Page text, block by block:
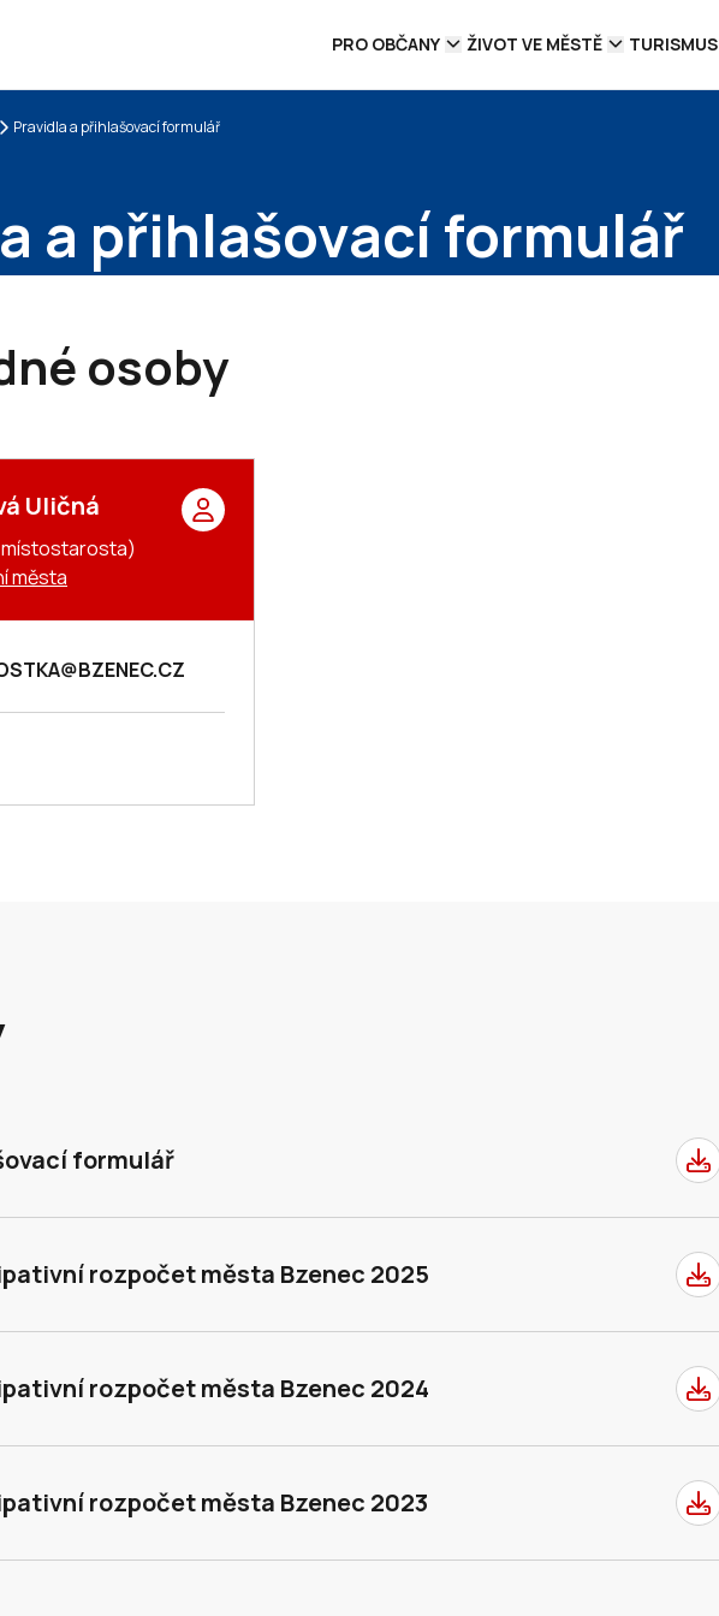
PRO OBČANY ŽIVOT VE MĚSTĚ TURISMUS
Pravidla a přihlašovací formulář
a přihlašovací formulář
osoby
Uličná
města
formulář
rozpočet města Bzenec 2025
rozpočet města Bzenec 2024
rozpočet města Bzenec 2023